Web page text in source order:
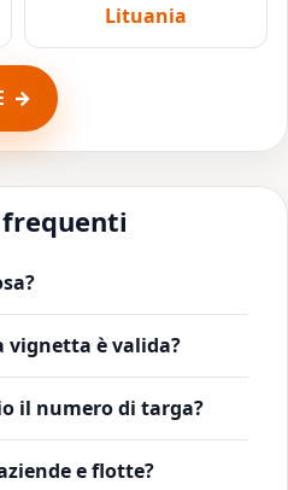
Lituania
frequenti
vignetta è valida?
il numero di targa?
e flotte?